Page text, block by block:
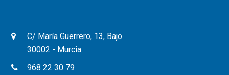
C/ María Guerrero, 13, Bajo
30002 - Murcia
968 22 30 79